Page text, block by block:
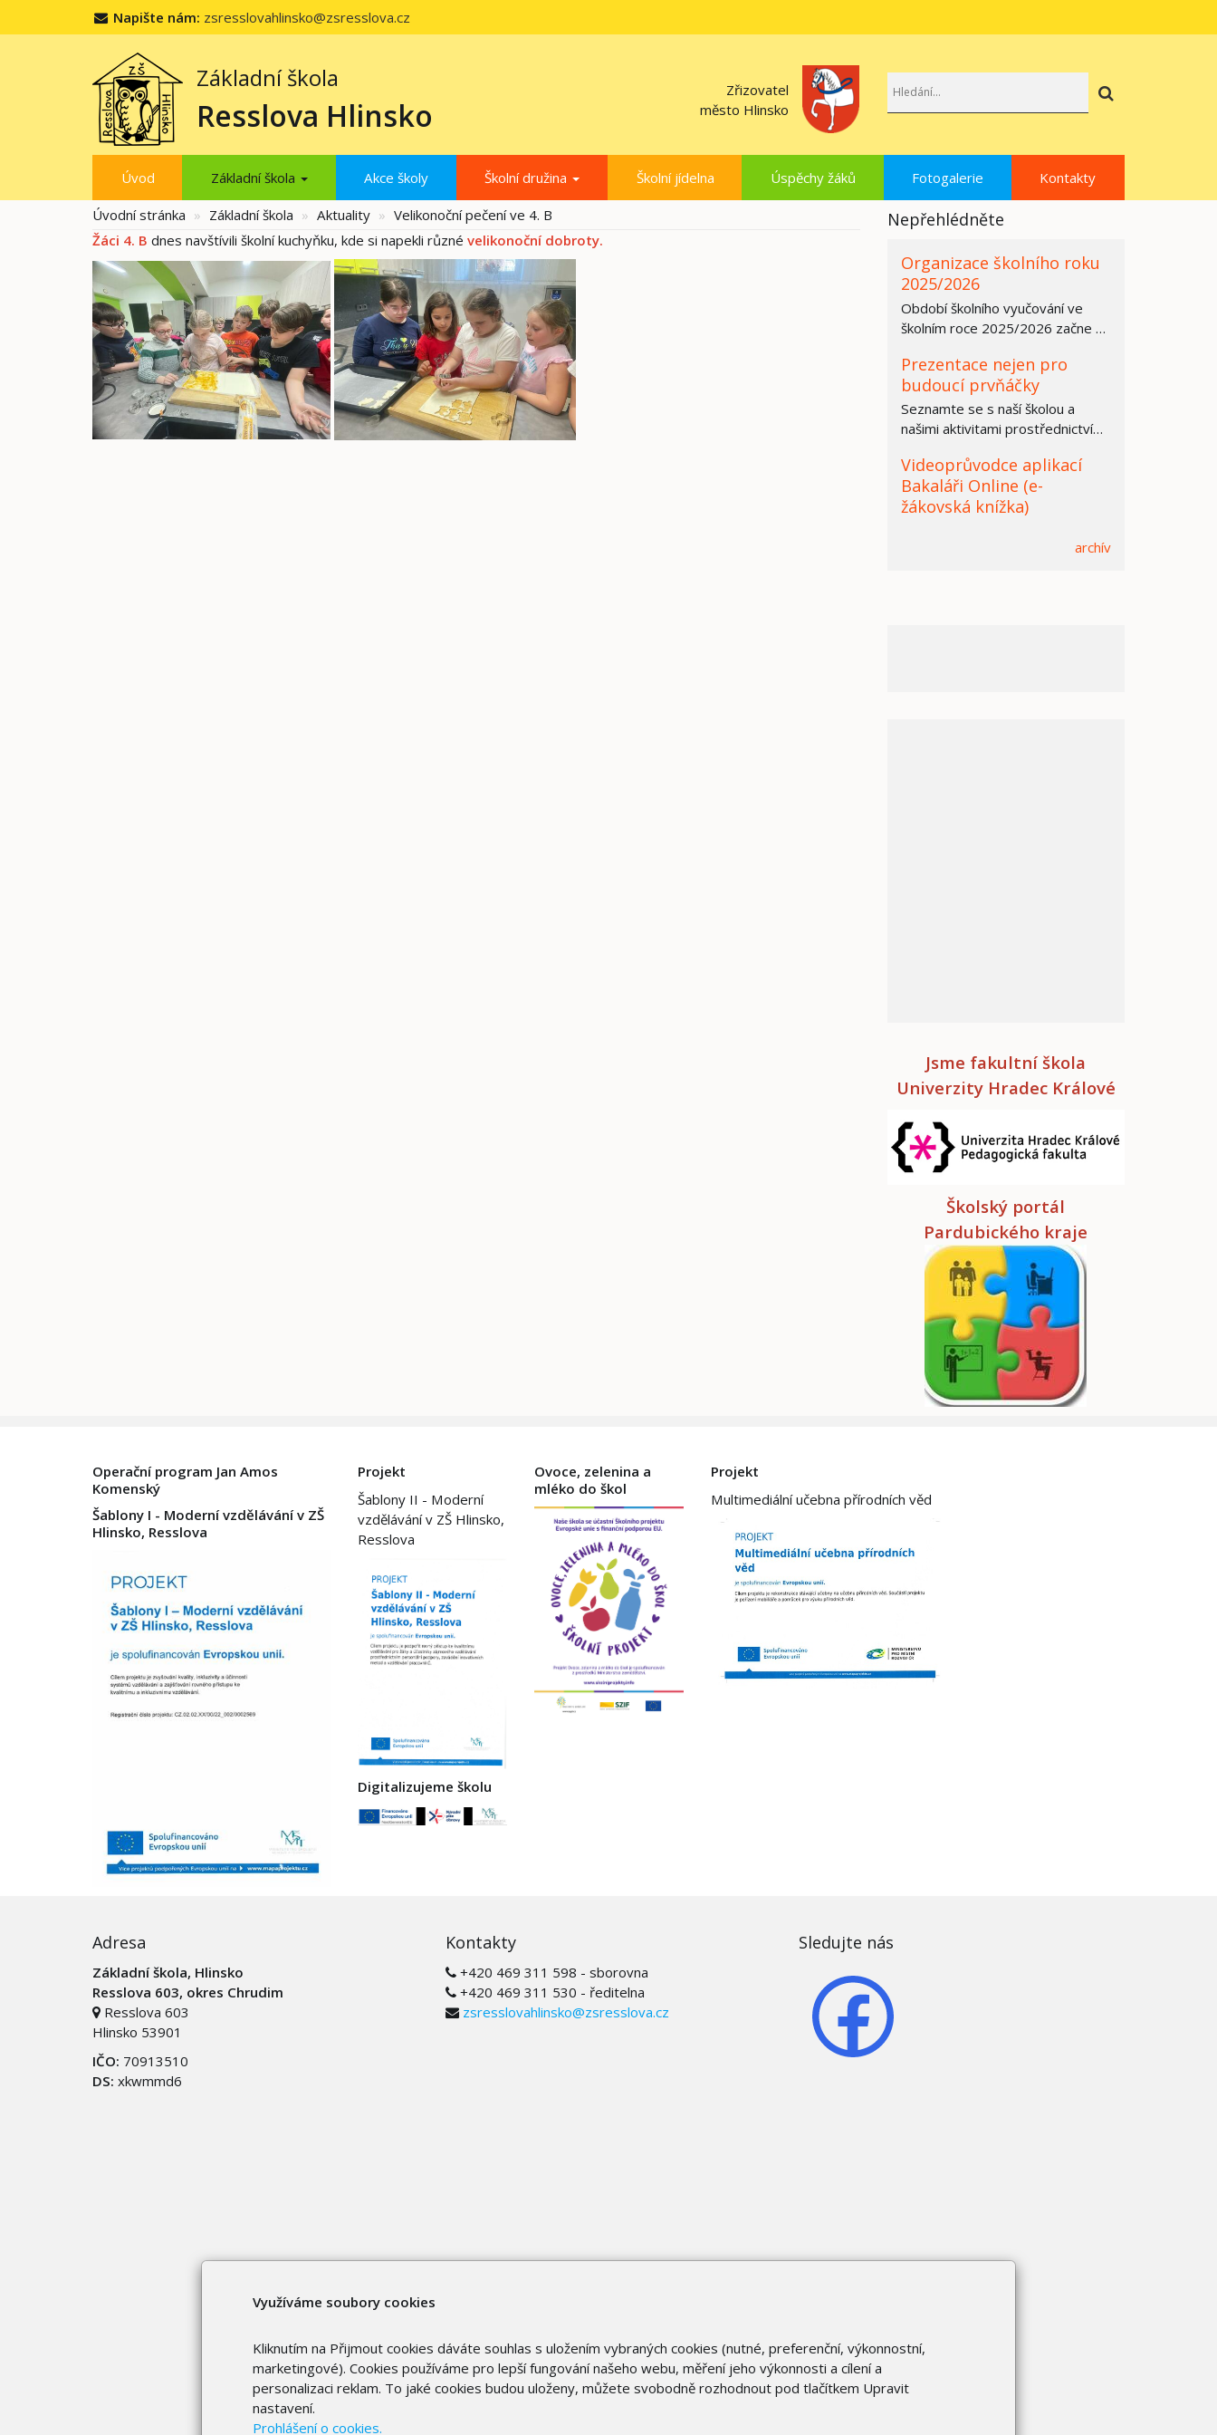
Napište nám: zsresslovahlinsko@zsresslova.cz
Základní škola
Resslova Hlinsko
Zřizovatel
město Hlinsko
Úvod Základní škola Akce školy Školní družina Školní jídelna Úspěchy žáků Fotogalerie Kontakty
Úvodní stránka Základní škola Aktuality
Velikonoční pečení ve 4. B
Žáci 4. B dnes navštívili školní kuchyňku, kde si napekli různé velikonoční dobroty.
Nepřehlédněte
Organizace školního roku
2025/2026
Období školního vyučování ve
školním roce 2025/2026 začne ve
středních…
Prezentace nejen pro
budoucí prvňáčky
Seznamte se s naší školou a
našimi aktivitami prostřednictvím
Videoprůvodce aplikací
Bakaláři Online (e-
žákovská knížka)
archív
Jsme fakultní škola
Univerzity Hradec Králové
Školský portál
Pardubického kraje
Operační program Jan Amos
Komenský
Šablony I - Moderní vzdělávání v ZŠ
Hlinsko, Resslova
Projekt
Šablony II - Moderní
vzdělávání v ZŠ Hlinsko,
Resslova
Digitalizujeme školu
Ovoce, zelenina a
mléko do škol
Projekt
Multimediální učebna přírodních věd
Adresa
Základní škola, Hlinsko
Resslova 603, okres Chrudim
Resslova 603
Hlinsko 53901
IČO: 70913510
DS: xkwmmd6
Kontakty
+420 469 311 598 - sborovna
+420 469 311 530 - ředitelna
zsresslovahlinsko@zsresslova.cz
Sledujte nás
Využíváme soubory cookies
Kliknutím na Přijmout cookies dáváte souhlas s uložením vybraných cookies (nutné, preferenční, výkonnostní,
marketingové). Cookies používáme pro lepší fungování našeho webu, měření jeho výkonnosti a cílení a
personalizaci reklam. To jaké cookies budou uloženy, můžete svobodně rozhodnout pod tlačítkem Upravit
nastavení.
Prohlášení o cookies.